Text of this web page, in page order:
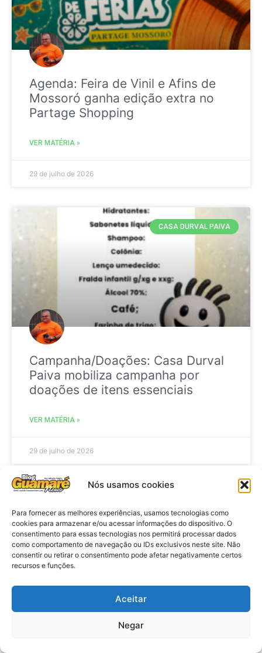
Nós usamos cookies
Para fornecer as melhores experiências, usamos tecnologias como
cookies para armazenar e/ou acessar informações do dispositivo. O
consentimento para essas tecnologias nos permitirá processar dados
como comportamento de navegação ou IDs exclusivos neste site. Não
consentir ou retirar o consentimento pode afetar negativamente certos
recursos e funções.
Aceitar
Negar
Agenda: Feira de Vinil e Afins de
Mossoró ganha edição extra no
Partage Shopping
VER MATÉRIA »
29 de julho de 2026
CASA DURVAL PAIVA
Campanha/Doações: Casa Durval
Paiva mobiliza campanha por
doações de itens essenciais
VER MATÉRIA »
29 de julho de 2026